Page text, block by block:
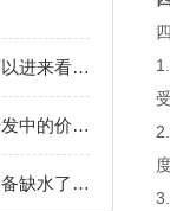
不懂复合盐雾试验箱的可以进来看一下
复合盐雾试验箱在材料研发中的价值与前景
使用恒温恒湿试验箱时设备缺水了应怎么处理